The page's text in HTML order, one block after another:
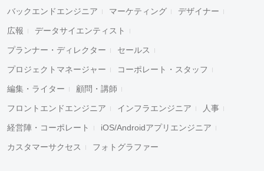
バックエンドエンジニア マーケティング デザイナー
広報 データサイエンティスト
プランナー・ディレクター セールス
プロジェクトマネージャー コーポレート・スタッフ
編集・ライター 顧問・講師
フロントエンドエンジニア インフラエンジニア 人事
経営陣・コーポレート iOS/Androidアプリエンジニア
カスタマーサクセス フォトグラファー